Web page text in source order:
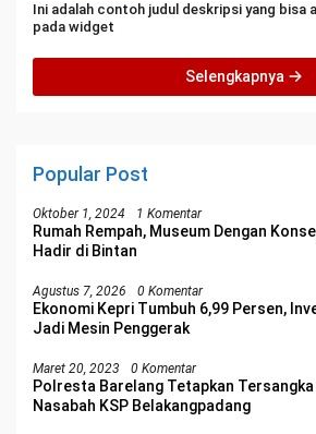
Ini adalah contoh judul deskripsi yang bisa
pada widget
Selengkapnya
Popular Post
Oktober 1, 2024 1 Komentar
Rumah Rempah, Museum Dengan
Hadir di Bintan
Agustus 7, 2026 0 Komentar
Ekonomi Kepri Tumbuh 6,99 Persen,
Jadi Mesin Penggerak
Maret 20, 2023 0 Komentar
Polresta Barelang Tetapkan Tersangka
Nasabah KSP Belakangpadang